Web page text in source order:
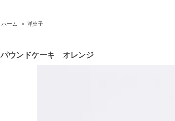
ホーム > 洋菓子
パウンドケーキ オレンジ